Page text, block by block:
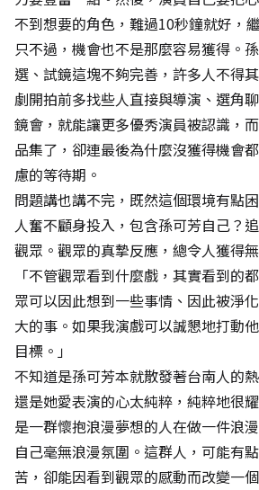
不到想要的角色，難過10秒鐘就好，
只不過，機會也不是那麼容易獲得。
選、試鏡這塊不夠完善，許多人不得
劇開拍前多找些人直接與導演、選角
鏡會，就能讓更多優秀演員被認識，
品集了，卻連最後為什麼沒獲得機會
慮的等待期。
問題講也講不完，既然這個環境有點
人奮不顧身投入，包含孫可芳自己？
觀眾。觀眾的真摯反應，總令人獲得
「不管觀眾看到什麼戲，其實看到的
眾可以因此想到一些事情、因此被淨
大的事。如果我演戲可以誠懇地打動
目標。」
不知道是孫可芳本就散發著台南人的
還是她愛表演的心太純粹，純粹地很
是一群懷抱浪漫夢想的人在做一件浪
自己毫無浪漫氛圍。這群人，可能有
苦，卻能因看到觀眾的感動而改變一